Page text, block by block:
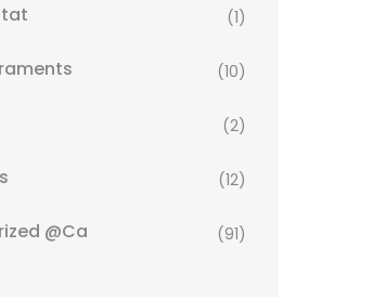
(1)
(10)
(2)
(12)
@ca (91)